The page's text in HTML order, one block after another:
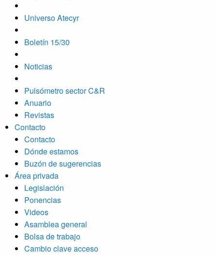
Universo Atecyr
Boletín 15/30
Noticias
Pulsómetro sector C&R
Anuario
Revistas
Contacto
Contacto
Dónde estamos
Buzón de sugerencias
Área privada
Legislación
Ponencias
Videos
Asamblea general
Bolsa de trabajo
Cambio clave acceso